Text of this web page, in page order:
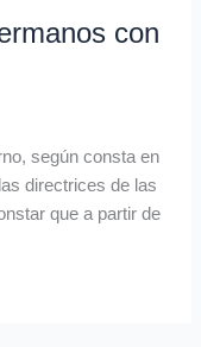
con
según consta en
directrices de las
que a partir de